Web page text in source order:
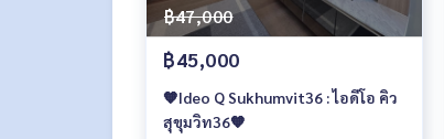
฿47,000
฿45,000
🧡Ideo Q Sukhumvit36 : ไอดีโอ คิว
สุขุมวิท36🧡